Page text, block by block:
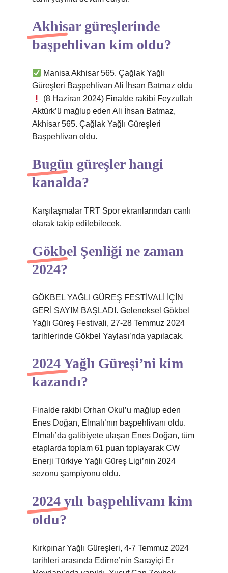
Akhisar güreşlerinde
başpehlivan kim oldu?
Manisa Akhisar 565. Çağlak Yağlı
Güreşleri Başpehlivan Ali İhsan Batmaz oldu
(8 Haziran 2024) Finalde rakibi Feyzullah
Aktürk’ü mağlup eden Ali İhsan Batmaz,
Akhisar 565. Çağlak Yağlı Güreşleri
Başpehlivan oldu.
Bugün güreşler hangi
kanalda?
Karşılaşmalar TRT Spor ekranlarından canlı
olarak takip edilebilecek.
Gökbel Şenliği ne zaman
2024?
GÖKBEL YAĞLI GÜREŞ FESTİVALİ İÇİN
GERİ SAYIM BAŞLADI. Geleneksel Gökbel
Yağlı Güreş Festivali, 27-28 Temmuz 2024
tarihlerinde Gökbel Yaylası’nda yapılacak.
2024 Yağlı Güreşi’ni kim
kazandı?
Finalde rakibi Orhan Okul’u mağlup eden
Enes Doğan, Elmalı’nın başpehlivanı oldu.
Elmalı’da galibiyete ulaşan Enes Doğan, tüm
etaplarda toplam 61 puan toplayarak CW
Enerji Türkiye Yağlı Güreş Ligi’nin 2024
sezonu şampiyonu oldu.
2024 yılı başpehlivanı kim
oldu?
Kırkpınar Yağlı Güreşleri, 4-7 Temmuz 2024
tarihleri ​​arasında Edirne’nin Sarayiçi Er